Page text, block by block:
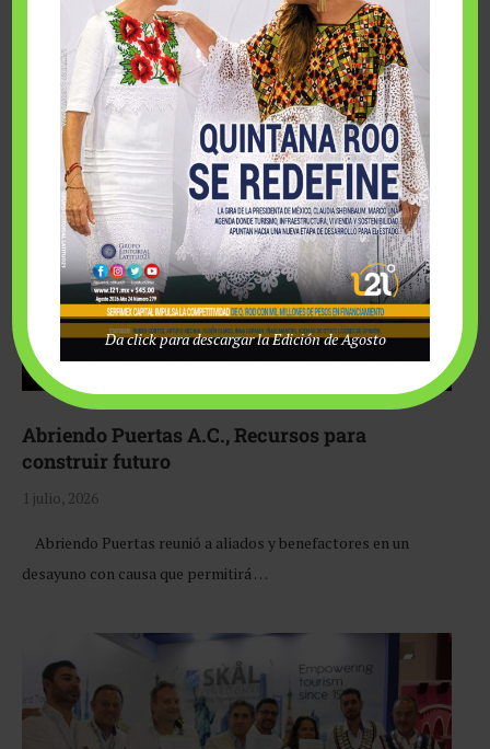
Fairmont Mayakoba y Make-A-Wish México unieron
esfuerzos para hacer realidad el deseo de una …
Abriendo Puertas A.C., Recursos para
construir futuro
1 julio, 2026
Abriendo Puertas reunió a aliados y benefactores en un
desayuno con causa que permitirá …
Da click para descargar la Edición de Agosto